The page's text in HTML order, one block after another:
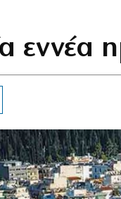
εννέα